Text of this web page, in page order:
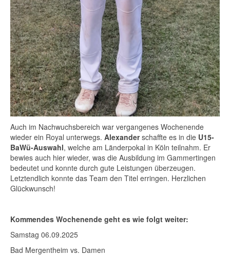
Auch im Nachwuchsbereich war vergangenes Wochenende
wieder ein Royal unterwegs. Alexanderschaffte es in die U15-
BaWü-Auswahl, welche am Länderpokal in Köln teilnahm. Er
bewies auch hier wieder, was die Ausbildung im Gammertingen
bedeutet und konnte durch gute Leistungen überzeugen.
Letztendlich konnte das Team den Titel erringen. Herzlichen
Glückwunsch!
Kommendes Wochenende geht es wie folgt weiter:
Samstag 06.09.2025
Bad Mergentheim vs. Damen